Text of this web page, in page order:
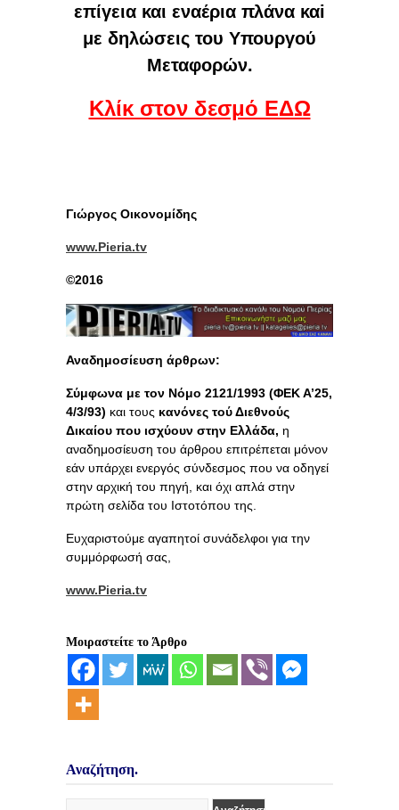
επίγεια και εναέρια πλάνα καi
με δηλώσεις του Υπουργού
Μεταφορών.
Κλίκ στον δεσμό ΕΔΩ
Γιώργος Οικονομίδης
www.Pieria.tv
©2016
Αναδημοσίευση άρθρων:
Σύμφωνα με τον Νόμο 2121/1993 (ΦΕΚ Α’25,
4/3/93) και τους κανόνες τού Διεθνούς
Δικαίου που ισχύουν στην Ελλάδα, η
αναδημοσίευση του άρθρου επιτρέπεται μόνον
εάν υπάρχει ενεργός σύνδεσμος που να οδηγεί
στην αρχική του πηγή, και όχι απλά στην
πρώτη σελίδα του Ιστοτόπου της.
Ευχαριστούμε αγαπητοί συνάδελφοι για την
συμμόρφωσή σας,
www.Pieria.tv
Μοιραστείτε το Άρθρο
Αναζήτηση.